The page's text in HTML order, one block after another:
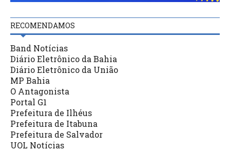
RECOMENDAMOS
Band Notícias
Diário Eletrônico da Bahia
Diário Eletrônico da União
MP Bahia
O Antagonista
Portal G1
Prefeitura de Ilhéus
Prefeitura de Itabuna
Prefeitura de Salvador
UOL Notícias